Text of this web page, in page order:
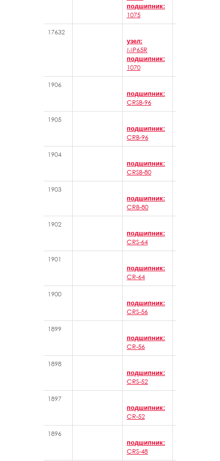
подшипник:
1075
17632
узел:
MP65R
подшипник:
1070
1906
подшипник:
CRSB-96
1905
подшипник:
CRB-96
1904
подшипник:
CRSB-80
1903
подшипник:
CRB-80
1902
подшипник:
CRS-64
1901
подшипник:
CR-64
1900
подшипник:
CRS-56
1899
подшипник:
CR-56
1898
подшипник:
CRS-52
1897
подшипник:
CR-52
1896
подшипник:
CRS-48